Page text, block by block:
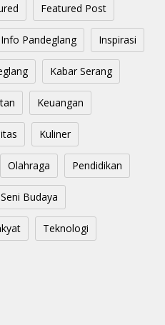
Featured Post
Info Pandeglang Inspirasi
Kabar Serang
Keuangan
Kuliner
Olahraga Pendidikan
Seni Budaya
Teknologi